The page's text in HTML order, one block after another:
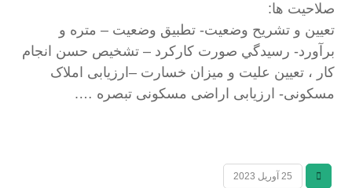
صلاحیت ها:
تعيين و تشريح وضعيت- تطبيق وضعيت – متره و
برآورد- رسيدگي صورت كاركرد – تشخيص حسن انجام
كار ، تعيين عليت و ميزان خسارت –ارزیابی املاک
مسکونی- ارزیابی اراضی مسکونی تبصره ….
25 آوریل 2023